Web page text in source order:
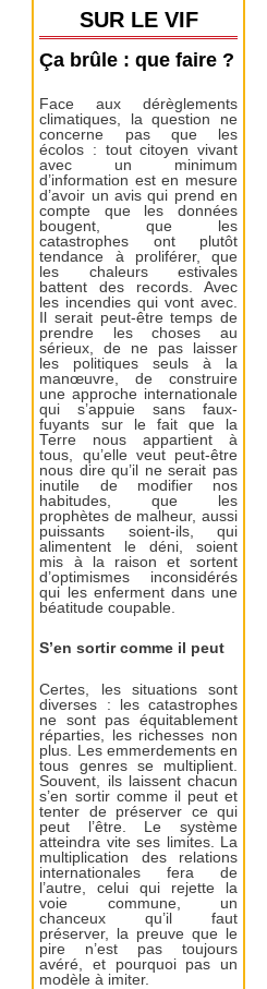
SUR LE VIF
Ça brûle : que faire ?
Face aux dérèglements
climatiques, la question ne
concerne pas que les
écolos : tout citoyen vivant
avec un minimum
d’information est en mesure
d’avoir un avis qui prend en
compte que les données
bougent, que les
catastrophes ont plutôt
tendance à proliférer, que
les chaleurs estivales
battent des records. Avec
les incendies qui vont avec.
Il serait peut-être temps de
prendre les choses au
sérieux, de ne pas laisser
les politiques seuls à la
manœuvre, de construire
une approche internationale
qui s’appuie sans faux-
fuyants sur le fait que la
Terre nous appartient à
tous, qu’elle veut peut-être
nous dire qu’il ne serait pas
inutile de modifier nos
habitudes, que les
prophètes de malheur, aussi
puissants soient-ils, qui
alimentent le déni, soient
mis à la raison et sortent
d’optimismes inconsidérés
qui les enferment dans une
béatitude coupable.
S’en sortir comme il peut
Certes, les situations sont
diverses : les catastrophes
ne sont pas équitablement
réparties, les richesses non
plus. Les emmerdements en
tous genres se multiplient.
Souvent, ils laissent chacun
s’en sortir comme il peut et
tenter de préserver ce qui
peut l’être. Le système
atteindra vite ses limites. La
multiplication des relations
internationales fera de
l’autre, celui qui rejette la
voie commune, un
chanceux qu’il faut
préserver, la preuve que le
pire n’est pas toujours
avéré, et pourquoi pas un
modèle à imiter.